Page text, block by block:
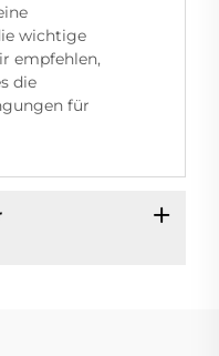
wichtige
empfehlen,
die
für